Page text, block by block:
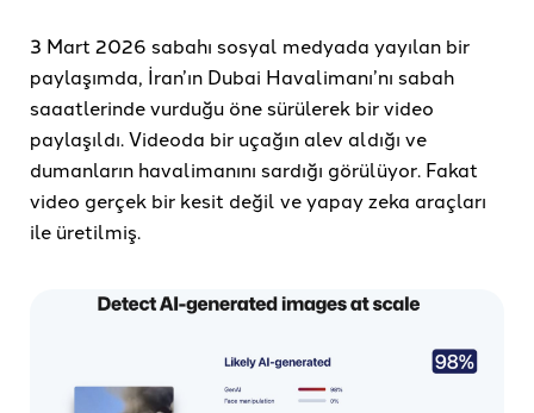
3 Mart 2026 sabahı sosyal medyada yayılan bir
paylaşımda, İran’ın Dubai Havalimanı’nı sabah
saaatlerinde vurduğu öne sürülerek bir video
paylaşıldı. Videoda bir uçağın alev aldığı ve
dumanların havalimanını sardığı görülüyor. Fakat
video gerçek bir kesit değil ve yapay zeka araçları
ile üretilmiş.